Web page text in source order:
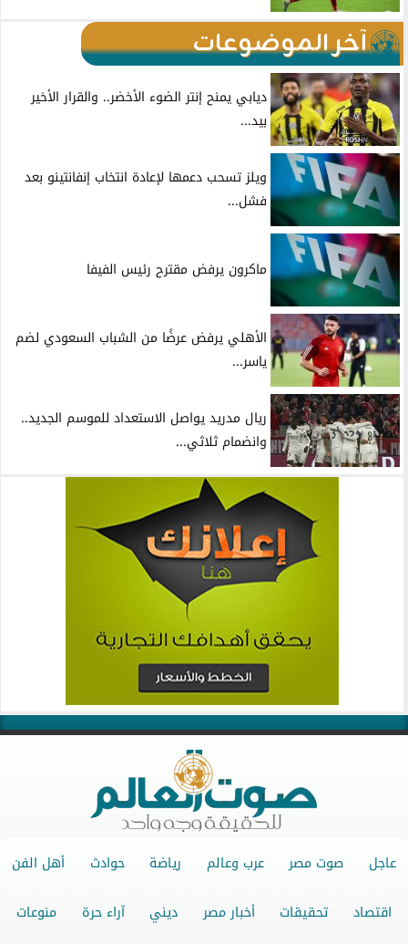
آخر الموضوعات
ديابي يمنح إنتر الضوء الأخضر.. والقرار الأخير
بيد...
ويلز تسحب دعمها لإعادة انتخاب إنفانتينو بعد
فشل...
ماكرون يرفض مقترح رئيس الفيفا
الأهلي يرفض عرضًا من الشباب السعودي لضم
ياسر...
ريال مدريد يواصل الاستعداد للموسم الجديد..
وانضمام ثلاثي...
عاجل صوت مصر عرب وعالم رياضة حوادث أهل الفن
اقتصاد تحقيقات أخبار مصر ديني آراء حرة منوعات